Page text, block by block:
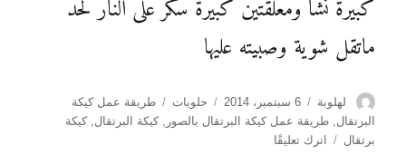
كبيرة نشا ومعلقتين كبيرة سكر على النار لحد
ماتقل شوية وصبيته عليها
الكاتب
لهلوبة
نُشرت
في
6 سبتمبر، 2014 التصنيفات
حلويات الوسوم
طريقة عمل كيكة
البرتقال ,طريقة عمل كيكة البرتقال بالصور ,كيكة البرتقال ,كيكة
برتقال
اترك تعليقًا